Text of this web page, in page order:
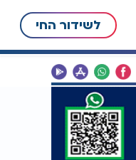
לשידור החי